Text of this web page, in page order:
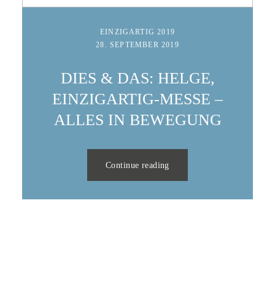
EINZIGARTIG 2019
28. SEPTEMBER 2019
DIES & DAS: HELGE,
EINZIGARTIG-MESSE –
ALLES IN BEWEGUNG
Continue reading